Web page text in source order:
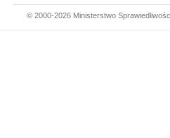
© 2000-2026 Ministerstwo